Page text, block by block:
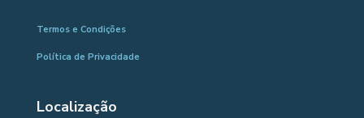
Termos e Condições
Política de Privacidade
Localização